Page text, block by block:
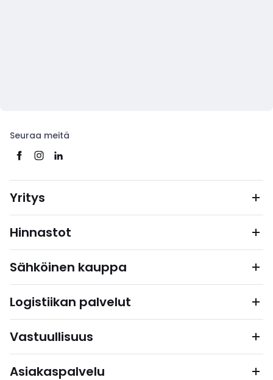
Seuraa meitä
Yritys
Hinnastot
Sähköinen kauppa
Logistiikan palvelut
Vastuullisuus
Asiakaspalvelu